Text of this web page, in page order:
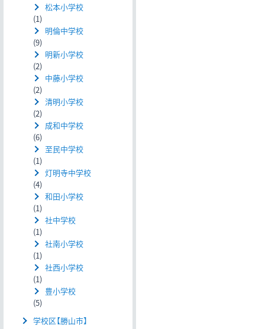
松本小学校
(1)
明倫中学校
(9)
明新小学校
(2)
中藤小学校
(2)
清明小学校
(2)
成和中学校
(6)
至民中学校
(1)
灯明寺中学校
(4)
和田小学校
(1)
社中学校
(1)
社南小学校
(1)
社西小学校
(1)
豊小学校
(5)
学校区【勝山市】